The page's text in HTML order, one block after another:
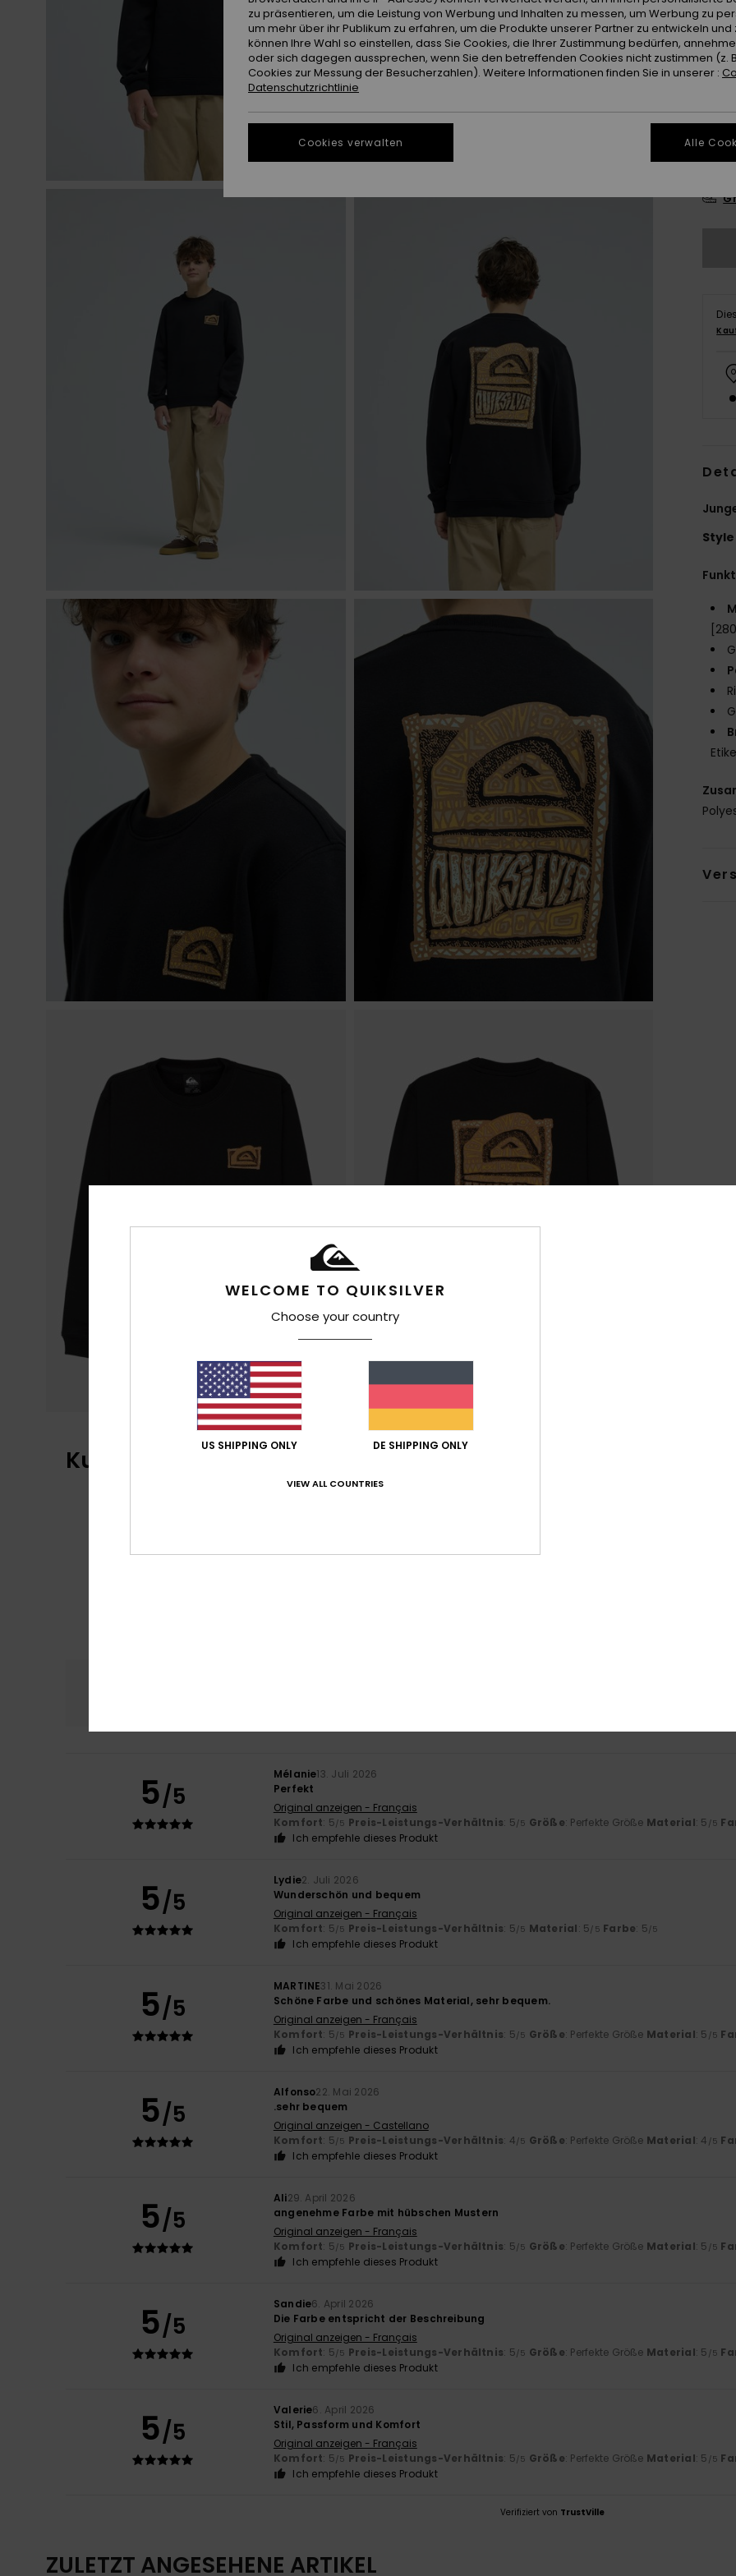
Farbe
Style
Kundenbewertungen
5.0
5/5
Mélanie13. Juli 2026
Perfekt
Original anzeigen - Français
Komfort: 5/5 Preis-Leistungs-Verhältnis: 5/5 Größe: Perfekte Größe Material: 5 /5
Ich empfehle dieses Produkt
5/5
Lydie2. Juli 2026
Wunderschön und bequem
Original anzeigen - Français
Komfort: 5/5 Preis-Leistungs-Verhältnis: 5/5 Material: 5/5 Farbe: 5/5
Ich empfehle dieses Produkt
5/5
MARTINE31. Mai 2026
Schöne Farbe und schönes Material, sehr bequem.
Original anzeigen - Français
Komfort: 5/5 Preis-Leistungs-Verhältnis: 5/5 Größe: Perfekte Größe Material: 5 /5
Ich empfehle dieses Produkt
5/5
Alfonso22. Mai 2026
.sehr bequem
Original anzeigen - Castellano
Komfort: 5/5 Preis-Leistungs-Verhältnis: 4/5 Größe: Perfekte Größe Material: 4 /5
Ich empfehle dieses Produkt
5/5
Ali29. April 2026
angenehme Farbe mit hübschen Mustern
Original anzeigen - Français
Komfort: 5/5 Preis-Leistungs-Verhältnis: 5/5 Größe: Perfekte Größe Material: 5 /5
Ich empfehle dieses Produkt
5/5
Sandie6. April 2026
Die Farbe entspricht der Beschreibung
Original anzeigen - Français
Komfort: 5/5 Preis-Leistungs-Verhältnis: 5/5 Größe: Perfekte Größe Material: 5 /5
Ich empfehle dieses Produkt
5/5
Valerie6. April 2026
Stil, Passform und Komfort
Original anzeigen - Français
Komfort: 5/5 Preis-Leistungs-Verhältnis: 5/5 Größe: Perfekte Größe Material: 5 /5
Ich empfehle dieses Produkt
Verifiziert von TrustVille
ZULETZT ANGESEHENE ARTIKEL
WELCOME TO QUIKSILVER
Choose your country
US SHIPPING ONLY DE SHIPPING ONLY
VIEW ALL COUNTRIES
zu präsentieren, um die Leistung von Werbung und Inhalten zu messen, um Werbung zu
um mehr über ihr Publikum zu erfahren, um die Produkte unserer Partner zu entwickeln und
können Ihre Wahl so einstellen, dass Sie Cookies, die Ihrer Zustimmung bedürfen,
oder sich dagegen aussprechen, wenn Sie den betreffenden Cookies nicht zustimmen (z.
Cookies zur Messung der Besucherzahlen). Weitere Informationen finden Sie in unserer :
Datenschutzrichtlinie
Cookies verwalten Alle